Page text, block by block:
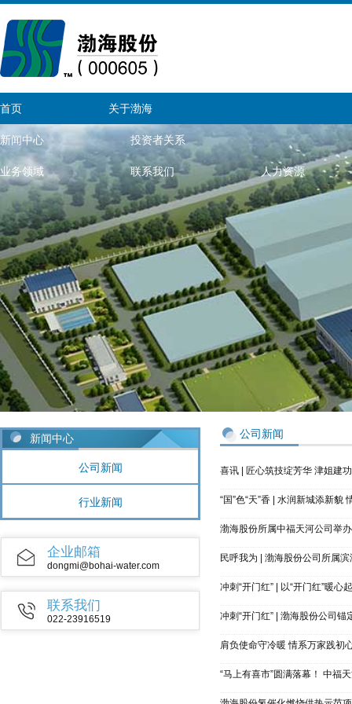
首页 关于渤海
新闻中心 投资者关系
业务领域 联系我们 人力资源
新闻中心
公司新闻
行业新闻
企业邮箱
dongmi@bohai-water.com
联系我们
022-23916519
公司新闻
喜讯 | 匠心筑技绽芳华 津姐建
“国”色“天”香 | 水润新城添新
渤海股份所属中福天河公司举
民呼我为 | 渤海股份公司所属
冲刺“开门红” | 渤海股份公司锚
肩负使命守冷暖 情系万家践
“马上有喜市”圆满落幕！ 中福